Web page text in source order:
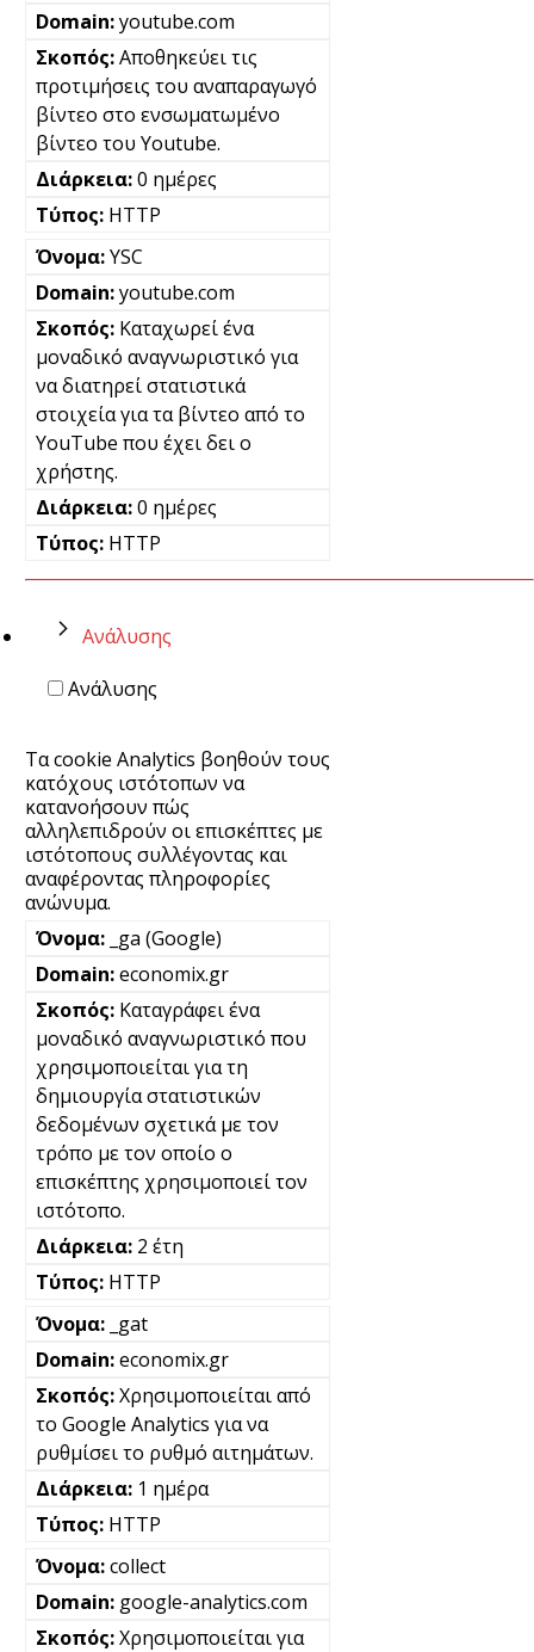
youtube.com
Αποθηκεύει τις
προτιμήσεις του αναπαραγωγό
βίντεο στο ενσωματωμένο
βίντεο του Youtube.
0 ημέρες
HTTP
YSC
youtube.com
Καταχωρεί ένα
μοναδικό αναγνωριστικό για
να διατηρεί στατιστικά
στοιχεία για τα βίντεο από το
YouTube που έχει δει ο
χρήστης.
0 ημέρες
HTTP
Ανάλυσης
Ανάλυσης
Τα cookie Analytics βοηθούν τους
κατόχους ιστότοπων να
κατανοήσουν πώς
αλληλεπιδρούν οι επισκέπτες με
ιστότοπους συλλέγοντας και
αναφέροντας πληροφορίες
ανώνυμα.
_ga (Google)
economix.gr
Καταγράφει ένα
μοναδικό αναγνωριστικό που
χρησιμοποιείται για τη
δημιουργία στατιστικών
δεδομένων σχετικά με τον
τρόπο με τον οποίο ο
επισκέπτης χρησιμοποιεί τον
ιστότοπο.
2 έτη
HTTP
_gat
economix.gr
Χρησιμοποιείται από
το Google Analytics για να
ρυθμίσει το ρυθμό αιτημάτων.
1 ημέρα
HTTP
collect
google-analytics.com
Χρησιμοποιείται για